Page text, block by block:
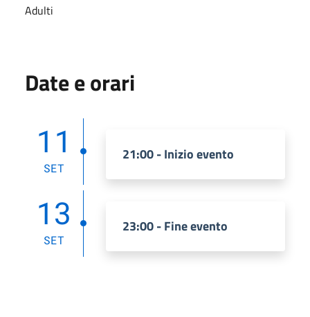
Adulti
Date e orari
11
SET
21:00 - Inizio evento
13
SET
23:00 - Fine evento